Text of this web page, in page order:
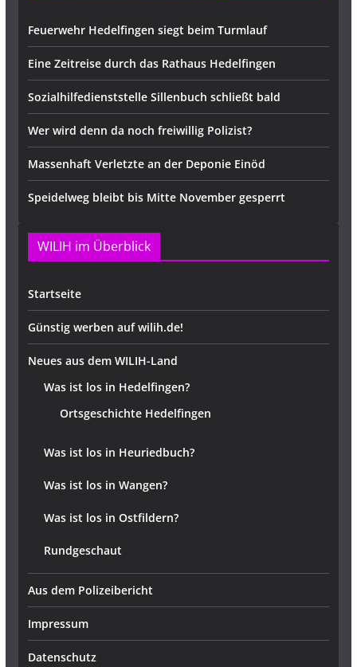
Feuerwehr Hedelfingen siegt beim Turmlauf
Eine Zeitreise durch das Rathaus Hedelfingen
Sozialhilfedienststelle Sillenbuch schließt bald
Wer wird denn da noch freiwillig Polizist?
Massenhaft Verletzte an der Deponie Einöd
Speidelweg bleibt bis Mitte November gesperrt
WILIH im Überblick
Startseite
Günstig werben auf wilih.de!
Neues aus dem WILIH-Land
Was ist los in Hedelfingen?
Ortsgeschichte Hedelfingen
Was ist los in Heuriedbuch?
Was ist los in Wangen?
Was ist los in Ostfildern?
Rundgeschaut
Aus dem Polizeibericht
Impressum
Datenschutz